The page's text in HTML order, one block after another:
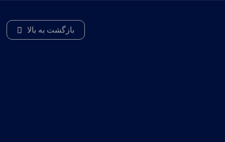
بازگشت به بالا